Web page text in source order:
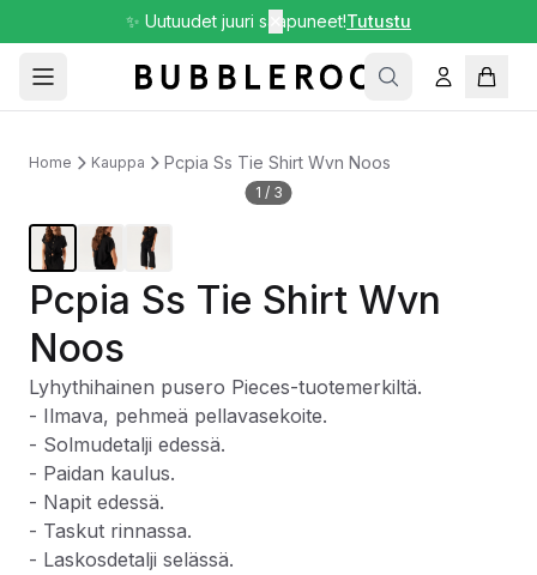
✨ Uutuudet juuri saapuneet!Tutustu
Home Kauppa Pcpia Ss Tie Shirt Wvn Noos
1 / 3
Pcpia Ss Tie Shirt Wvn
Noos
Lyhythihainen pusero Pieces-tuotemerkiltä.
- Ilmava, pehmeä pellavasekoite.
- Solmudetalji edessä.
- Paidan kaulus.
- Napit edessä.
- Taskut rinnassa.
- Laskosdetalji selässä.